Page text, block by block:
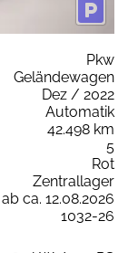
Pkw
Geländewagen
Dez / 2022
Automatik
42.498 km
5
Rot
Zentrallager
ab ca. 12.08.2026
1032-26